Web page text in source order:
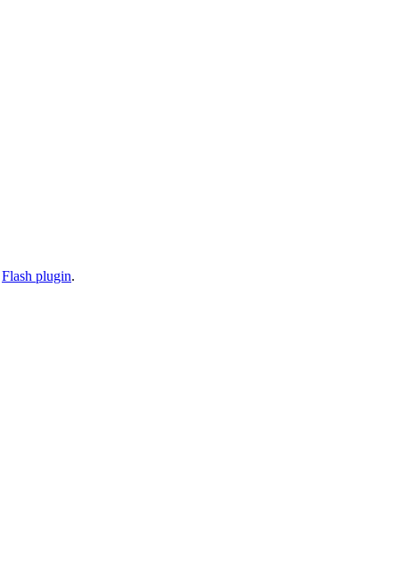
Flash plugin.